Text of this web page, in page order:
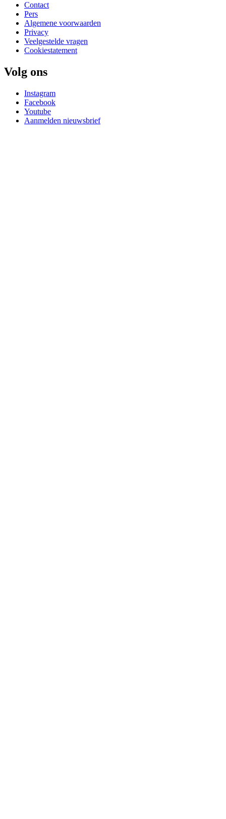
Contact
Pers
Algemene voorwaarden
Privacy
Veelgestelde vragen
Cookiestatement
Volg ons
Instagram
Facebook
Youtube
Aanmelden nieuwsbrief